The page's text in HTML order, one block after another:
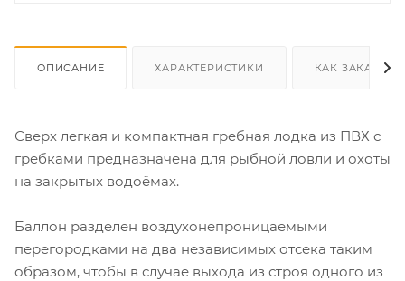
ОПИСАНИЕ ХАРАКТЕРИСТИКИ КАК ЗАКАЗАТЬ
Сверх легкая и компактная гребная лодка из ПВХ с
гребками предназначена для рыбной ловли и охоты
на закрытых водоёмах.
Баллон разделен воздухонепроницаемыми
перегородками на два независимых отсека таким
образом, чтобы в случае выхода из строя одного из